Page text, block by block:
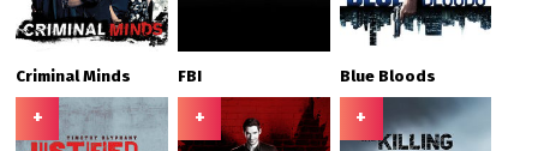
Criminal Minds FBI Blue Bloods
+ + +